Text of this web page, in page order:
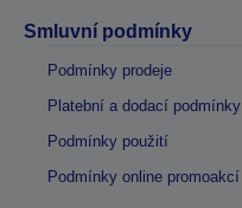
Smluvní podmínky
Podmínky prodeje
Platební a dodací podmínky
Podmínky použití
Podmínky online promoakcí